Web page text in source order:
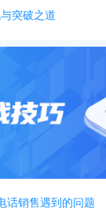
突破之道
话销售遇到的问题